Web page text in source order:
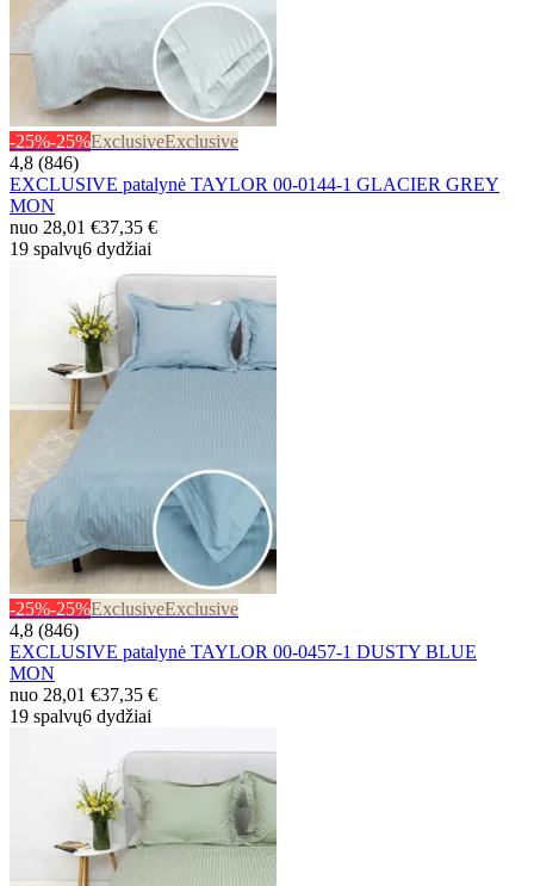
-25%-25%ExclusiveExclusive
4,8 (846)
EXCLUSIVE patalynė TAYLOR 00-0144-1 GLACIER GREY
MON
nuo 28,01 €37,35 €
19 spalvų6 dydžiai
-25%-25%ExclusiveExclusive
4,8 (846)
EXCLUSIVE patalynė TAYLOR 00-0457-1 DUSTY BLUE
MON
nuo 28,01 €37,35 €
19 spalvų6 dydžiai